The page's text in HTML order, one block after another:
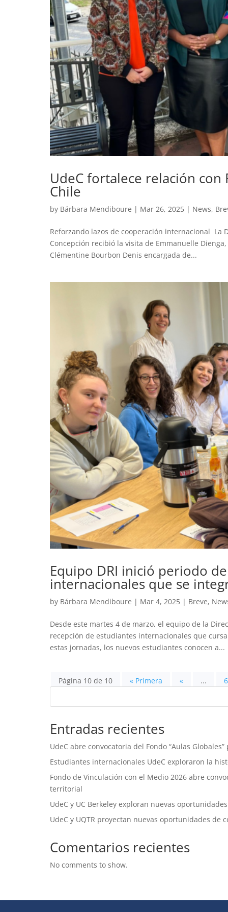
UdeC fortalece relación con
Chile
by Bárbara Mendiboure | Mar 26, 2025 | News,
Reforzando lazos de cooperación internacional La
Concepción recibió la visita de Emmanuelle
Clémentine Bourbon Denis encargada de...
Equipo DRI inició periodo
internacionales que se
by Bárbara Mendiboure | Mar 4, 2025 | Breve,
Desde este martes 4 de marzo, el equipo de la
recepción de estudiantes internacionales que
estas jornadas, los nuevos estudiantes conocen a...
Página 10 de 10 « Primera « ... 6
Entradas recientes
UdeC abre convocatoria del Fondo “Aulas
Estudiantes internacionales UdeC exploraron la
Fondo de Vinculación con el Medio 2026 abre
territorial
UdeC y UC Berkeley exploran nuevas
UdeC y UQTR proyectan nuevas oportunidades de
Comentarios recientes
No comments to show.